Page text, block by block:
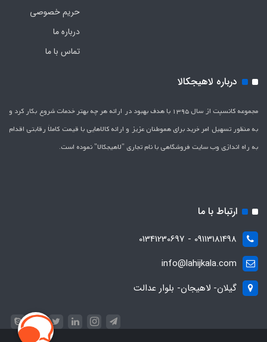
حریم خصوصی
درباره ما
تماس با ما
درباره لاهیجکالا
مجموعه کانسپت از سال 1395 با هدف بهبود در ارائه هر چه بهتر خدمات شروع بکار کرد و
به منظور تسهیل امر خرید برای هموطنان عزیز و ارائه کالاهایی با قیمت کاملاَ رقابتی اقدام
به راه اندازی وب سایت فروشگاهی با نام تجاری "لاهیج­کالا" نموده است.
ارتباط با ما
09113181498 - 01341230697
info@lahijkala.com
گیلان- لاهیجان- بلوار عدالت